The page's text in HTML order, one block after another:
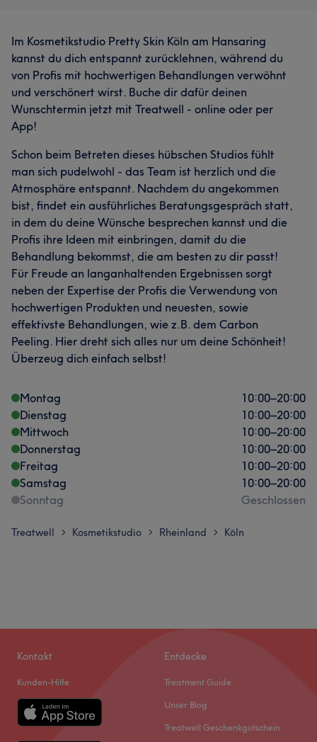
Im Kosmetikstudio Pretty Skin Köln am Hansaring
kannst du dich entspannt zurücklehnen, während du
von Profis mit hochwertigen Behandlungen verwöhnt
und verschönert wirst. Buche dir dafür deinen
Wunschtermin jetzt mit Treatwell - online oder per
App!
Schon beim Betreten dieses hübschen Studios fühlt
man sich pudelwohl - das Team ist herzlich und die
Atmosphäre entspannt. Nachdem du angekommen
bist, findet ein ausführliches Beratungsgespräch statt,
in dem du deine Wünsche besprechen kannst und die
Profis ihre Ideen mit einbringen, damit du die
Behandlung bekommst, die am besten zu dir passt!
Für Freude an langanhaltenden Ergebnissen sorgt
neben der Expertise der Profis die Verwendung von
hochwertigen Produkten und neuesten, sowie
effektivste Behandlungen, wie z.B. dem Carbon
Peeling. Hier dreht sich alles nur um deine Schönheit!
Überzeug dich einfach selbst!
Montag 10:00–20:00
Dienstag
10:00–20:00
Mittwoch
10:00–20:00
Donnerstag
10:00–20:00
Freitag
10:00–20:00
Samstag
10:00–20:00
Sonntag
Geschlossen
Treatwell > Kosmetikstudio > Rheinland > Köln
Kontakt
Kunden-Hilfe
Entdecke
Treatment Guide
Unser Blog
Treatwell Geschenkgutschein